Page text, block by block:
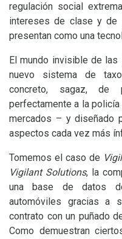
regulación social
intereses de clase y de
presentan como una
El mundo invisible de
nuevo sistema de
concreto, sagaz, de
perfectamente a la
mercados – y diseñado
aspectos cada vez más
Tomemos el caso de
Vigilant Solutions, la
una base de datos
automóviles gracias a
contrato con un puñado
Como demuestran